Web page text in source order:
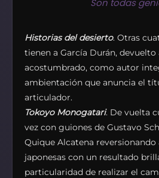
Son todas
Historias del desierto. Otras
tienen a García Durán,
acostumbrado, como autor
ambientación que anuncia el
articulador.
Tokoyo Monogatari. De vuelta
vez con guiones de Gustavo
Quique Alcatena
japonesas con un resultado
particularidad de realizar el